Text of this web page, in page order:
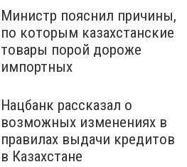
Министр пояснил причины,
по которым казахстанские
товары порой дороже
импортных
Нацбанк рассказал о
возможных изменениях в
правилах выдачи кредитов
в Казахстане